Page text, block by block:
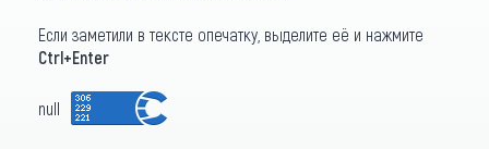
Если заметили в тексте опечатку, выделите её и нажмите
Ctrl+Enter
null